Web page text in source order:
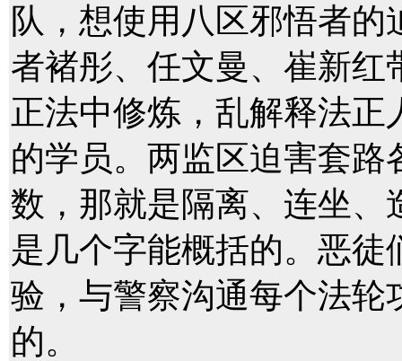
队，想使用八区邪悟者
者褚彤、任文曼、崔新
正法中修炼，乱解释法
的学员。两监区迫害套
数，那就是隔离、连坐
是几个字能概括的。恶
验，与警察沟通每个法
的。